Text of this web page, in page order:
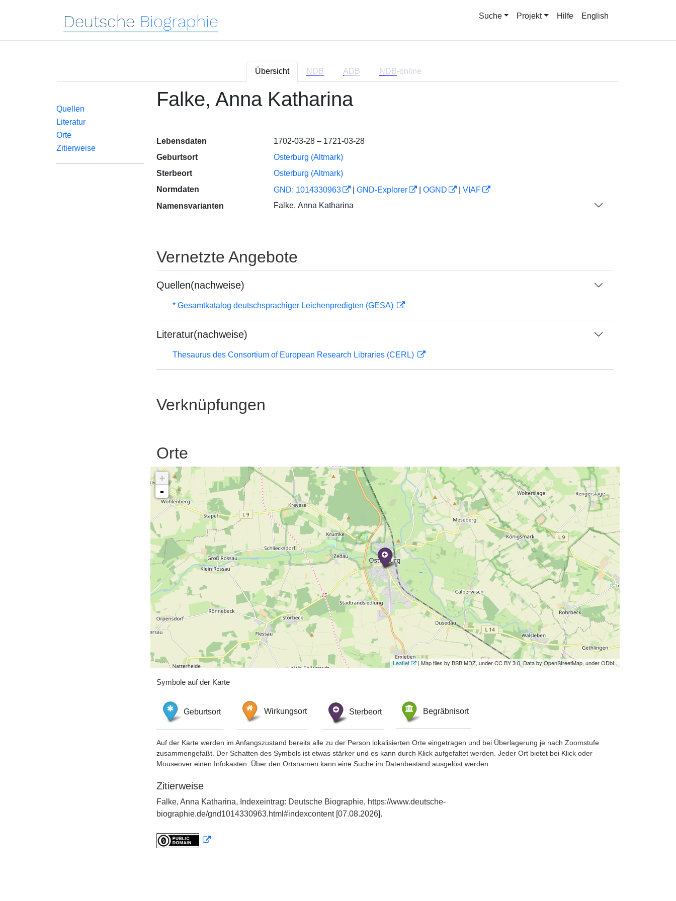
Deutsche Biographie Suche Projekt Hilfe English
Übersicht NDB ADB NDB-online
Quellen
Literatur
Orte
Zitierweise
Falke, Anna Katharina
Lebensdaten
1702-03-28 – 1721-03-28
Geburtsort
Osterburg (Altmark)
Sterbeort
Osterburg (Altmark)
Normdaten
GND: 1014330963 GND-Explorer OGND
VIAF
Namensvarianten
Falke, Anna Katharina
Vernetzte Angebote
Quellen(nachweise)
* Gesamtkatalog deutschsprachiger Leichenpredigten (GESA)
Literatur(nachweise)
Thesaurus des Consortium of European Research Libraries (CERL)
Verknüpfungen
Orte
+
-
Leaflet | Map tiles by BSB MDZ, under CC BY 3.0. Data by OpenStreetMap, under ODbL.
Symbole auf der Karte
Geburtsort Wirkungsort Sterbeort Begräbnisort
Auf der Karte werden im Anfangszustand bereits alle zu der Person lokalisierten Orte eingetragen und bei Überlagerung je nach Zoomstufe
zusammengefaßt. Der Schatten des Symbols ist etwas stärker und es kann durch Klick aufgefaltet werden. Jeder Ort bietet bei Klick oder
Mouseover einen Infokasten. Über den Ortsnamen kann eine Suche im Datenbestand ausgelöst werden.
Zitierweise
Falke, Anna Katharina, Indexeintrag: Deutsche Biographie, https://www.deutsche-
biographie.de/gnd1014330963.html#indexcontent [07.08.2026].